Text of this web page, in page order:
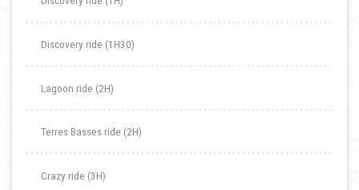
Discovery ride (1H30)
Lagoon ride (2H)
Terres Basses ride (2H)
Crazy ride (3H)